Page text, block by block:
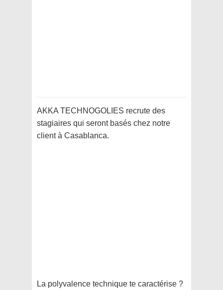
AKKA TECHNOGOLIES recrute des
stagiaires qui seront basés chez notre
client à Casablanca.
La polyvalence technique te caractérise ?